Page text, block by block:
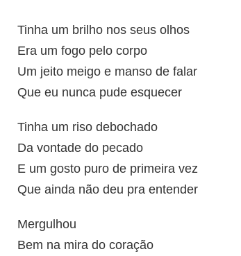
Tinha um brilho nos seus olhos
Era um fogo pelo corpo
Um jeito meigo e manso de falar
Que eu nunca pude esquecer
Tinha um riso debochado
Da vontade do pecado
E um gosto puro de primeira vez
Que ainda não deu pra entender
Mergulhou
Bem na mira do coração
automático